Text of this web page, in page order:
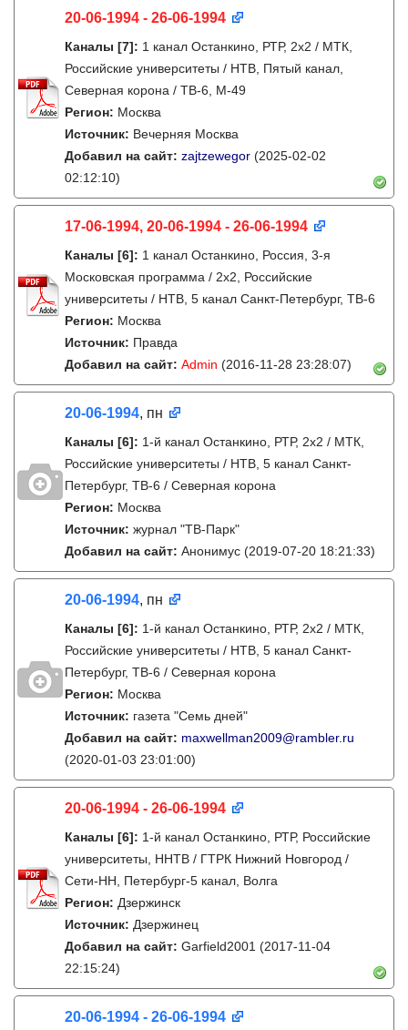
20-06-1994 - 26-06-1994
Каналы [7]: 1 канал Останкино, РТР, 2х2 / МТК,
Российские университеты / НТВ, Пятый канал,
Северная корона / ТВ-6, М-49
Регион: Москва
Источник: Вечерняя Москва
Добавил на сайт: zajtzewegor (2025-02-02
02:12:10)
17-06-1994, 20-06-1994 - 26-06-1994
Каналы [6]: 1 канал Останкино, Россия, 3-я
Московская программа / 2x2, Российские
университеты / НТВ, 5 канал Санкт-Петербург, ТВ-6
Регион: Москва
Источник: Правда
Добавил на сайт: Admin (2016-11-28 23:28:07)
20-06-1994, пн
Каналы [6]: 1-й канал Останкино, РТР, 2х2 / МТК,
Российские университеты / НТВ, 5 канал Санкт-
Петербург, ТВ-6 / Северная корона
Регион: Москва
Источник: журнал "ТВ-Парк"
Добавил на сайт: Анонимус (2019-07-20 18:21:33)
20-06-1994, пн
Каналы [6]: 1-й канал Останкино, РТР, 2х2 / МТК,
Российские университеты / НТВ, 5 канал Санкт-
Петербург, ТВ-6 / Северная корона
Регион: Москва
Источник: газета "Семь дней"
Добавил на сайт: maxwellman2009@rambler.ru
(2020-01-03 23:01:00)
20-06-1994 - 26-06-1994
Каналы [6]: 1-й канал Останкино, РТР, Российские
университеты, ННТВ / ГТРК Нижний Новгород /
Сети-НН, Петербург-5 канал, Волга
Регион: Дзержинск
Источник: Дзержинец
Добавил на сайт: Garfield2001 (2017-11-04
22:15:24)
20-06-1994 - 26-06-1994